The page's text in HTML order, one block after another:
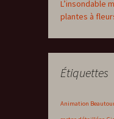
L’insondable
plantes à
Étiquettes
Animation